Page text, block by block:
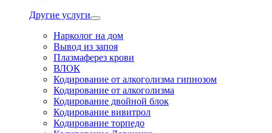
Другие услуги
Нарколог на дом
Вывод из запоя
Плазмаферез крови
ВЛОК
Кодирование от алкоголизма гипнозом
Кодирование от алкоголизма
Кодирование двойной блок
Кодирование вивитрол
Кодирование торпедо